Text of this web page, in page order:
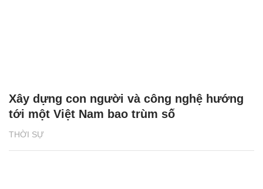
THỜI SỰ
Xây dựng con người và công nghệ hướng
tới một Việt Nam bao trùm số